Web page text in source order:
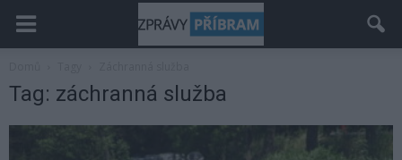
Tag: záchranná služba